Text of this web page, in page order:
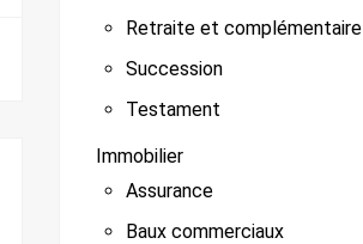
Retraite et complémentaire
Succession
Testament
Immobilier
Assurance
Baux commerciaux